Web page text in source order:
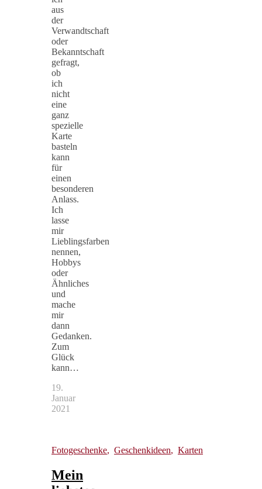
aus
der
Verwandtschaft
oder
Bekanntschaft
gefragt,
ob
ich
nicht
eine
ganz
spezielle
Karte
basteln
kann
für
einen
besonderen
Anlass.
Ich
lasse
mir
Lieblingsfarben
nennen,
Hobbys
oder
Ähnliches
und
mache
mir
dann
Gedanken.
Zum
Glück
kann…
19.
Januar
2021
Fotogeschenke, Geschenkideen, Karten
Mein